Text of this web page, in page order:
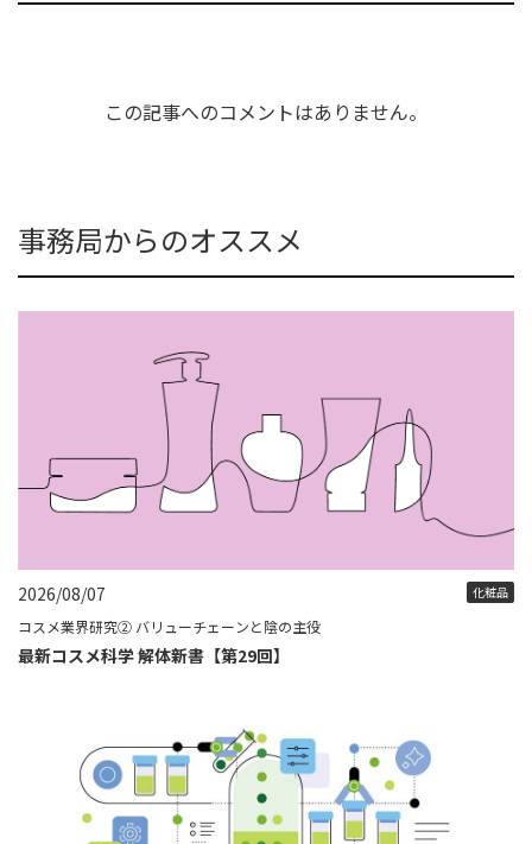
この記事へのコメントはありません。
事務局からのオススメ
2026/08/07 化粧品
コスメ業界研究② バリューチェーンと陰の主役
最新コスメ科学 解体新書【第29回】